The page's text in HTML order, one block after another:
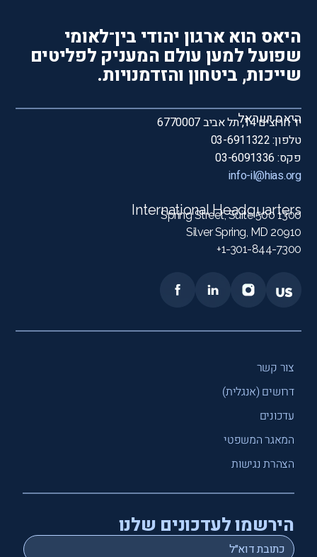
היאס הוא ארגון יהודי בין־לאומי
שפועל למען עולם המעניק לפליטים
שייכות, ביטחון והזדמנויות.
היאס ישראל
יד חרוצים 14, תל אביב 6770007
טלפון: 03-6911322
פקס: 03-6091336
info-il@hias.org
International Headquarters
1300 Spring Street, Suite 500
Silver Spring, MD 20910
1-301-844-7300+
צור קשר
דרושים (אנגלית)
עדכונים
המאגר המשפטי
הצהרת נגישות
הירשמו לעדכונים שלנו
Email
*